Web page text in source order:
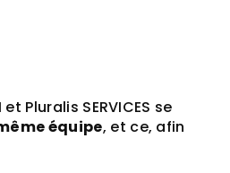
Pluralis SERVICES se
équipe, et ce, afin